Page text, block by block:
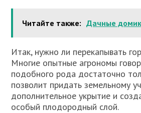
Читайте также: Дачные
Итак, нужно ли перекапывать
Многие опытные агрономы
подобного рода достаточно
позволит придать земельному
дополнительное укрытие и
особый плодородный слой.